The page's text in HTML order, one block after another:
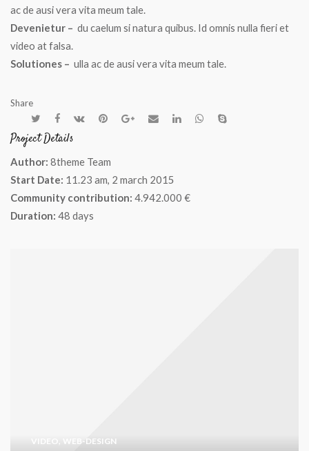
ac de ausi vera vita meum tale.
Devenietur – du caelum si natura quibus. Id omnis nulla fieri et
video at falsa.
Solutiones – ulla ac de ausi vera vita meum tale.
Share
Project Details
Author: 8theme Team
Start Date: 11.23 am, 2 march 2015
Community contribution: 4.942.000 €
Duration: 48 days
VIDEO WEB-DESIGN